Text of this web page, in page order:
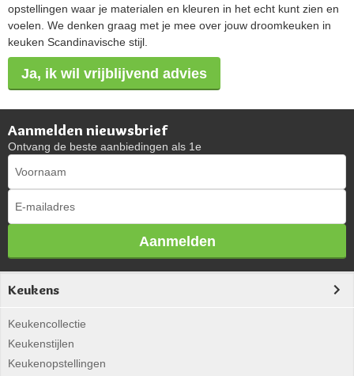
opstellingen waar je materialen en kleuren in het echt kunt zien en
voelen. We denken graag met je mee over jouw droomkeuken in
keuken Scandinavische stijl.
Ja, ik wil vrijblijvend advies
Aanmelden nieuwsbrief
Ontvang de beste aanbiedingen als 1e
Aanmelden
Keukens
Keukencollectie
Keukenstijlen
Keukenopstellingen